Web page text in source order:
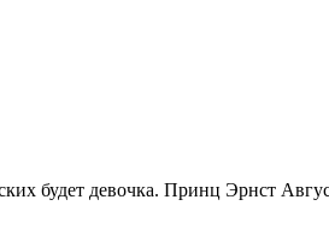
будет девочка. Принц Эрнст